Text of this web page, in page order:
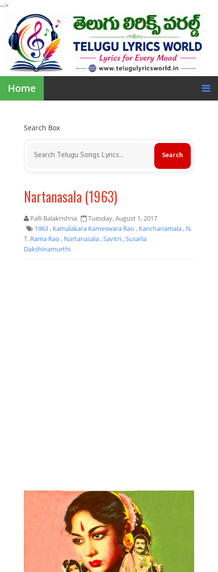
-->
Home
Search Box
Nartanasala (1963)
Palli Balakrishna
Tuesday, August 1, 2017
1963, Kamalakara Kameswara Rao , Kanchanamala, N.
T. Rama Rao , Nartanasala,Savitri,Susarla
Dakshinamurthi